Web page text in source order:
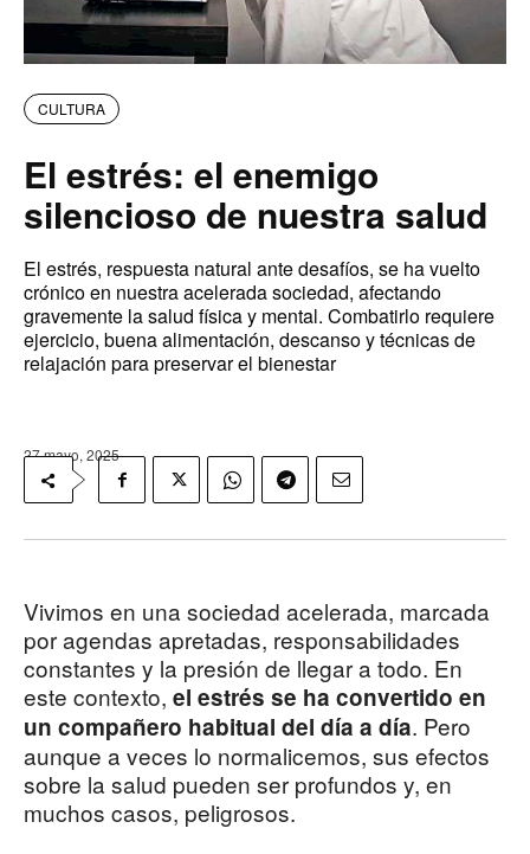
CULTURA
El estrés: el enemigo
silencioso de nuestra salud
El estrés, respuesta natural ante desafíos, se ha vuelto
crónico en nuestra acelerada sociedad, afectando
gravemente la salud física y mental. Combatirlo requiere
ejercicio, buena alimentación, descanso y técnicas de
relajación para preservar el bienestar
27 mayo, 2025
Vivimos en una sociedad acelerada, marcada
por agendas apretadas, responsabilidades
constantes y la presión de llegar a todo. En
este contexto, el estrés se ha convertido en
un compañero habitual del día a día. Pero
aunque a veces lo normalicemos, sus efectos
sobre la salud pueden ser profundos y, en
muchos casos, peligrosos.